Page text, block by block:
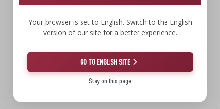
Dama-jeanne 5 L com rolha, borbulhador horizontal e
6,51 €
6,51 EUR/unid.
Your browser is set to English. Switch to the English
version of our site for a better experience.
GO TO ENGLISH SITE
Stay on this page